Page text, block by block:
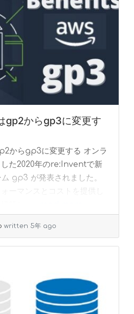
gp2からgp3に変更す
からgp3に変更する オンラ
した2020年のre:Inventで新
gp3 が発表されました。
ーマンスとコストを提供し
written 5年 ago